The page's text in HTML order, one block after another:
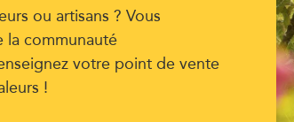
ou artisans ? Vous
la communauté
votre point de vente
!